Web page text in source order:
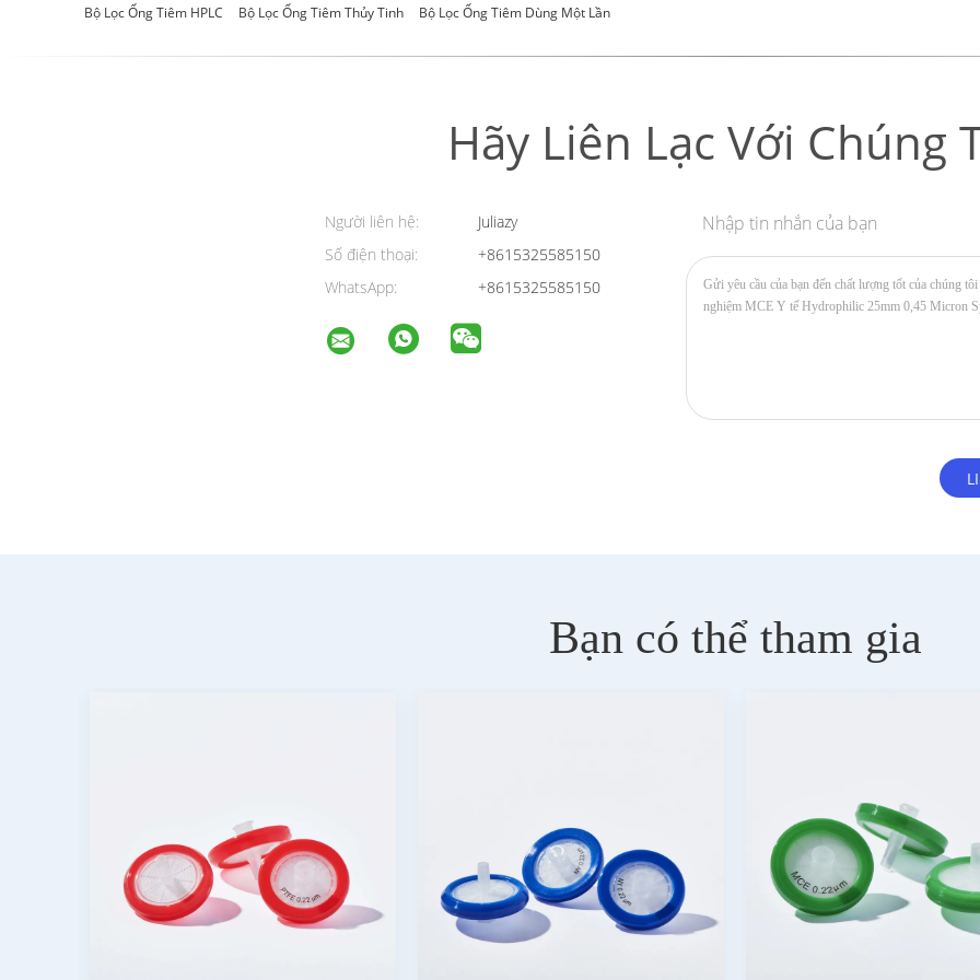
Bộ Lọc Ống Tiêm HPLC Bộ Lọc Ống Tiêm Thủy Tinh Bộ Lọc Ống Tiêm Dùng Một Lần
Hãy Liên Lạc Với Chúng
Người liên hệ:
Juliazy
Số điện thoại:
+8615325585150
WhatsApp:
+8615325585150
Nhập tin nhắn của bạn
Bạn có thể tham gia